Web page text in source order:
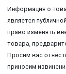
Информация о
является
право изменять
товара,
Просим вас
приносим